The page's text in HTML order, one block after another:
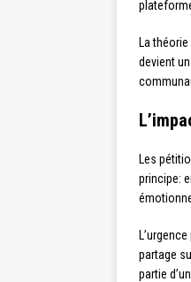
La théorie
devient
Les
principe:
partage
partie